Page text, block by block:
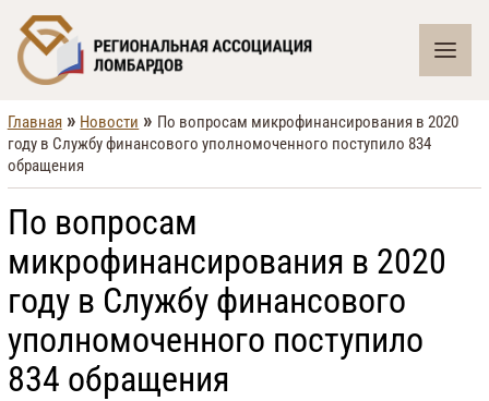
Главная » Новости » По вопросам микрофинансирования в 2020
году в Службу финансового уполномоченного поступило 834
обращения
По вопросам
микрофинансирования в 2020
году в Службу финансового
уполномоченного поступило
834 обращения